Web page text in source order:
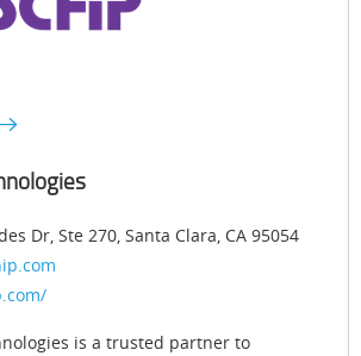
Dr, Ste 270, Santa Clara, CA 95054
is a trusted partner to